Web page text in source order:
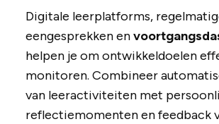
Digitale leerplatforms,
eengesprekken en
helpen je om ontwikkeldoelen
monitoren. Combineer
van leeractiviteiten met
reflectiemomenten en feedback